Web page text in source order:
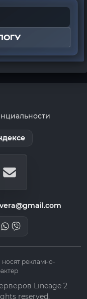
рекламно-
Lineage 2
reserved.